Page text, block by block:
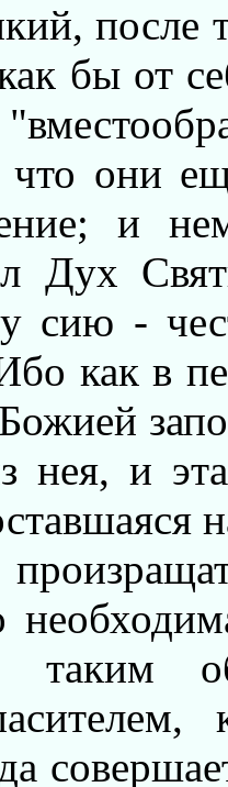
после
бы от
что они
и
Дух
сию -
как в
нея, и
таким